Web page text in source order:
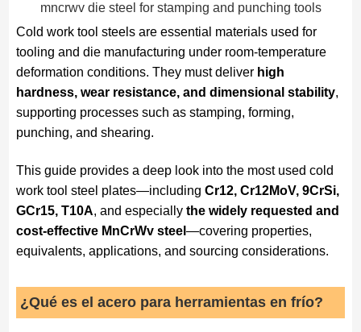
mncrwv die steel for stamping and punching tools
Cold work tool steels are essential materials used for
tooling and die manufacturing under room-temperature
deformation conditions. They must deliver high
hardness, wear resistance, and dimensional stability,
supporting processes such as stamping, forming,
punching, and shearing.
This guide provides a deep look into the most used cold
work tool steel plates—including Cr12, Cr12MoV, 9CrSi,
GCr15, T10A, and especially the widely requested and
cost-effective MnCrWv steel —covering properties,
equivalents, applications, and sourcing considerations.
¿Qué es el acero para herramientas en frío?